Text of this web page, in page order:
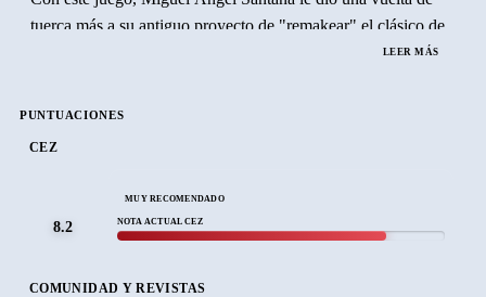
tuerca más a su antiguo proyecto de "remakear" el clásico de
Podréis ver los avances en materia gráfica y sonora y la
LEER MÁS
PUNTUACIONES
CEZ
8.2
MUY RECOMENDADO
NOTA ACTUAL CEZ
COMUNIDAD Y REVISTAS